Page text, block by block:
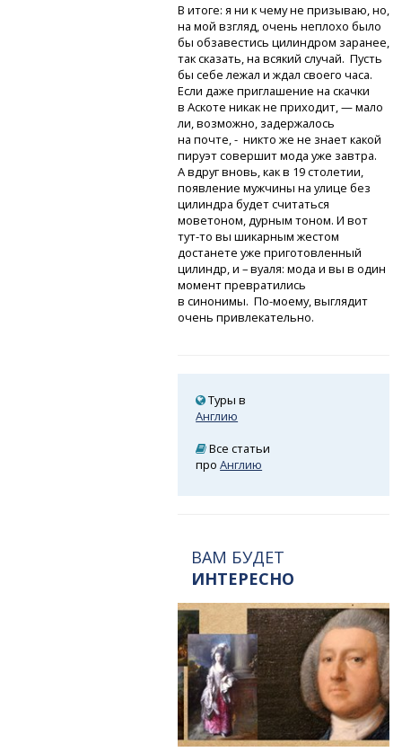
В итоге: я ни к чему не призываю, но,
на мой взгляд, очень неплохо было
бы обзавестись цилиндром заранее,
так сказать, на всякий случай. Пусть
бы себе лежал и ждал своего часа.
Если даже приглашение на скачки
в Аскоте никак не приходит, — мало
ли, возможно, задержалось
на почте, - никто же не знает какой
пируэт совершит мода уже завтра.
А вдруг вновь, как в 19 столетии,
появление мужчины на улице без
цилиндра будет считаться
моветоном, дурным тоном. И вот
тут-то вы шикарным жестом
достанете уже приготовленный
цилиндр, и – вуаля: мода и вы в один
момент превратились
в синонимы. По-моему,выглядит
очень привлекательно.
Туры в
Англию
Все статьи
проАнглию
ВАМ БУДЕТ
ИНТЕРЕСНО